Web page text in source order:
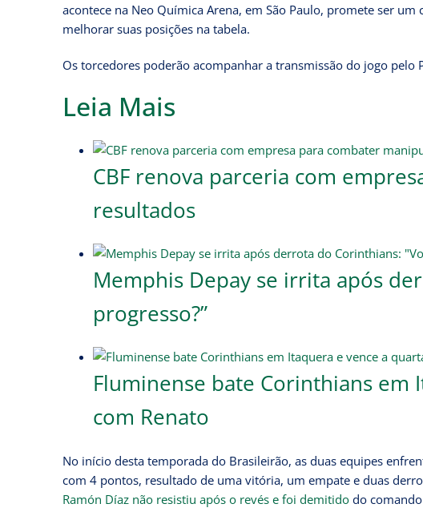
acontece na Neo Química Arena, em São Paulo, promete ser
melhorar suas posições na tabela.
Os torcedores poderão acompanhar a transmissão do jogo pelo
Leia Mais
CBF renova parceria com
resultados
Memphis Depay se irrita após
progresso?”
Fluminense bate Corinthians em
com Renato
No início desta temporada do Brasileirão, as duas equipes
com 4 pontos, resultado de uma vitória, um empate e duas
Ramón Díaz não resistiu após o revés e foi demitido do